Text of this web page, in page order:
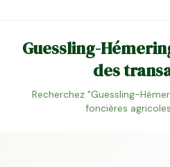
Guessling-
des
Recherchez "Guessling-
foncières